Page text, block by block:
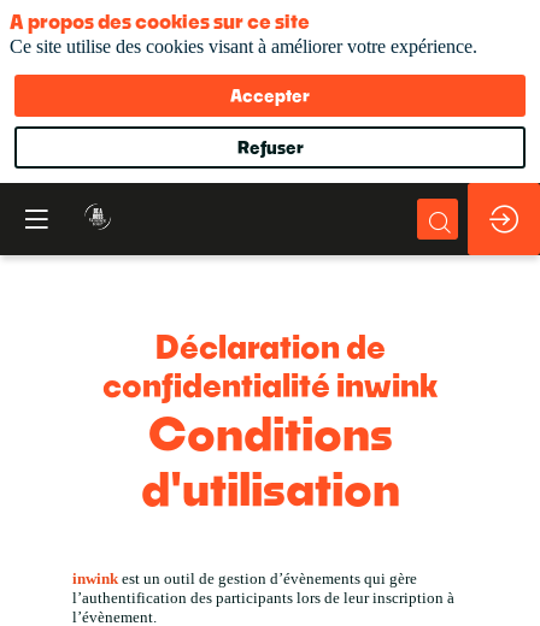
Déclaration de
confidentialité inwink
Conditions
d'utilisation
inwink est un outil de gestion d’évènements qui gère
l’authentification des participants lors de leur inscription à
l’évènement.
A propos des cookies sur ce site
Ce site utilise des cookies visant à améliorer votre expérience.
Accepter
Refuser